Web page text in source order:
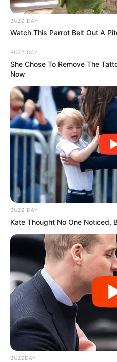
BUZZ DAY
Watch This Parrot Belt Out A
BUZZ DAY
She Chose To Remove The
Now
BUZZ DAY
Kate Thought No One Noticed,
BUZZDAY